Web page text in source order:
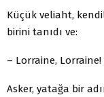
Küçük veliaht,
birini tanıdı ve:
– Lorraine, Lorraine!
Asker, yatağa bir